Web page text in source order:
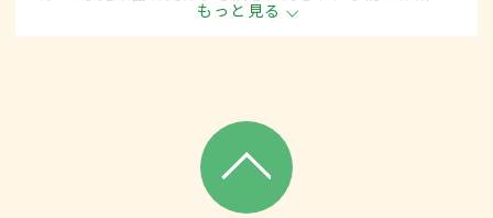
治療する歯科の一領域です。
もっと見る